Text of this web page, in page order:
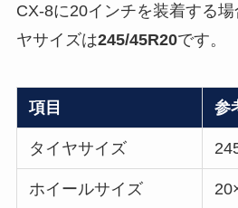
CX-8に20インチを装着する
ヤサイズは245/45R20です。
項目 参
タイヤサイズ
ホイールサイズ